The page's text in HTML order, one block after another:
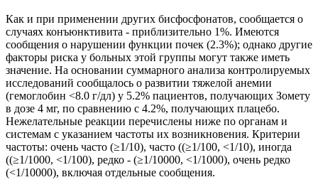
Как и при применении других бисфосфонатов, сообщается о
случаях конъюнктивита - приблизительно 1%. Имеются
сообщения о нарушении функции почек (2.3%); однако другие
факторы риска у больных этой группы могут также иметь
значение. На основании суммарного анализа контролируемых
исследований сообщалось о развитии тяжелой анемии
(гемоглобин <8.0 г/дл) у 5.2% пациентов, получающих Зомету
в дозе 4 мг, по сравнению с 4.2%, получающих плацебо.
Нежелательные реакции перечислены ниже по органам и
системам с указанием частоты их возникновения. Критерии
частоты: очень часто (≥1/10), часто ((≥1/100, <1/10), иногда
((≥1/1000, <1/100), редко - (≥1/10000, <1/1000), очень редко
(<1/10000), включая отдельные сообщения.